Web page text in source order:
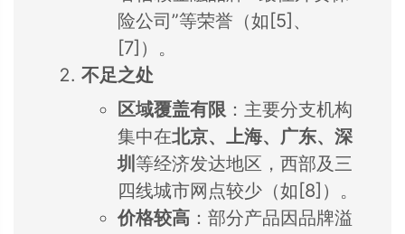
险公司”等荣誉（如[5]、
[7]）。
不足之处
区域覆盖有限 ：主要分支机构
集中在北京、上海、广东、深
圳 等经济发达地区，西部及三
四线城市网点较少（如[8]）。
价格较高 ：部分产品因品牌溢